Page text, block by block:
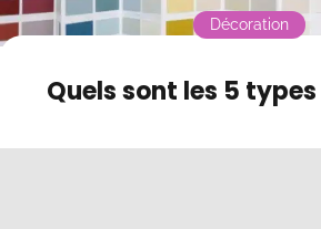
Quels sont les 5
Décoration